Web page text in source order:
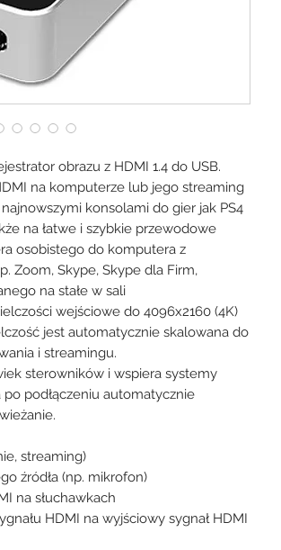
obrazu z HDMI 1.4 do USB.
na komputerze lub jego streaming
konsolami do gier jak PS4
na łatwe i szybkie przewodowe
osobistego do komputera z
Zoom, Skype, Skype dla Firm,
na stałe w sali
wejściowe do 4096x2160 (4K)
jest automatycznie skalowana do
i streamingu.
sterowników i wspiera systemy
po podłączeniu automatycznie
streaming)
źródła (np. mikrofon)
na słuchawkach
HDMI na wyjściowy sygnał HDMI